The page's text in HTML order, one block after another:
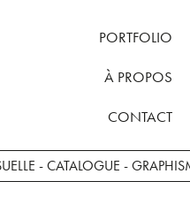
PORTFOLIO
À PROPOS
CONTACT
- CATALOGUE -